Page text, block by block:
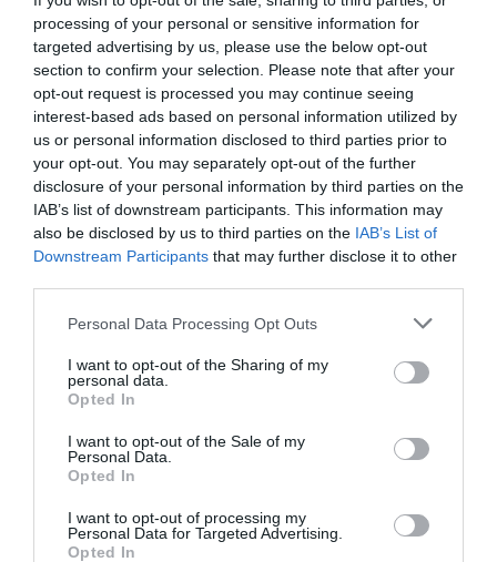
processing of your personal or sensitive information for
targeted advertising by us, please use the below opt-out
section to confirm your selection. Please note that after your
opt-out request is processed you may continue seeing
interest-based ads based on personal information utilized by
us or personal information disclosed to third parties prior to
your opt-out. You may separately opt-out of the further
disclosure of your personal information by third parties on the
IAB’s list of downstream participants. This information may
also be disclosed by us to third parties on the IAB’s List of
Downstream Participants that may further disclose it to other
Personal Data Processing Opt Outs
I want to opt-out of the Sharing of my
personal data.
Opted In
I want to opt-out of the Sale of my
Personal Data.
Opted In
I want to opt-out of processing my
Personal Data for Targeted Advertising.
Opted In
HÁ ÓTIMAS NOTÍCIAS PARA TODOS
OS FÃS DE GAME OF THRONES
74ª BERLINALE | ANUNCIADOS OS
PRÉMIOS (DA CRÍTICA) EM BERLIM
Share This Post: 0
2 thoughts on ““Melhor filme sobre o
Holocausto desde A Lista de
Schindler”: Steven Spielberg está
rendido ao favorito ao Óscar
Ana Videira